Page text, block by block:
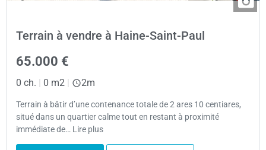
Terrain à vendre à Haine-Saint-Paul
65.000 €
0 ch. | 0 m2 | 2m
Terrain à bâtir d’une contenance totale de 2 ares 10 centiares,
situé dans un quartier calme tout en restant à proximité
immédiate de… Lire plus